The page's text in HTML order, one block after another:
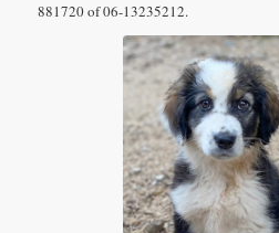
881720 of 06-13235212.